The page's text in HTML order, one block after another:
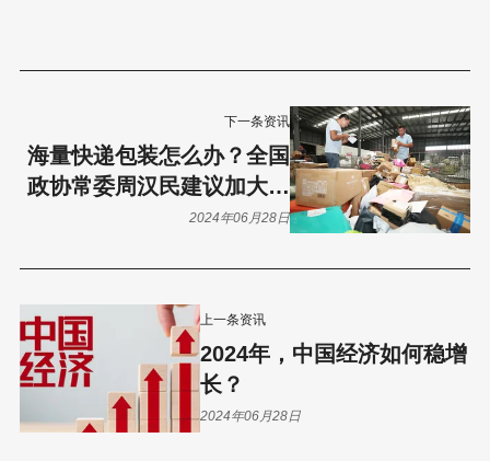
上一条资讯
2024年，中国经济如何稳增
长？
2024年06月28日
下一条资讯
海量快递包装怎么办？全国
政协常委周汉民建议加大回
收利用力度
2024年06月28日